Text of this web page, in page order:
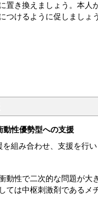
置き換えましょう。本人
つけるように促しましょう
動性優勢型への支援
組み合わせ、支援を行い
動性で二次的な問題が大
ては中枢刺激剤であるメ